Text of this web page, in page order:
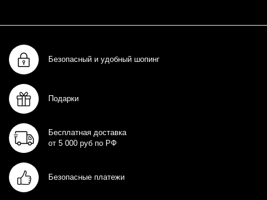
Безопасный и удобный шопинг
Подарки
Бесплатная доставка
от 5 000 руб по РФ
Безопасные платежи